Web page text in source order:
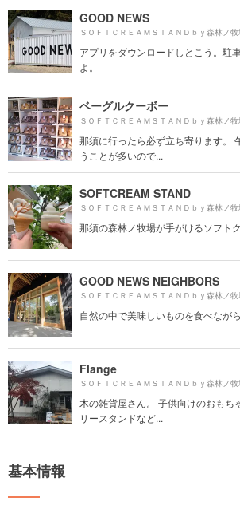
GOOD NEWS
ＳＯＦＴＣＲＥＡＭＳＴＡＮＤｂｙ森林ノ
アプリをダウンロードしとこう。駐
よ。
ベーグルクーボー
ＳＯＦＴＣＲＥＡＭＳＴＡＮＤｂｙ森林ノ
那須に行ったら必ず立ち寄ります。
うことが多いので...
SOFTCREAM STAND
ＳＯＦＴＣＲＥＡＭＳＴＡＮＤｂｙ森林ノ
那須の森林ノ牧場が手がけるソフト
GOOD NEWS NEIGHBORS
ＳＯＦＴＣＲＥＡＭＳＴＡＮＤｂｙ森林ノ
自然の中で美味しいものを食べなが
Flange
ＳＯＦＴＣＲＥＡＭＳＴＡＮＤｂｙ森林ノ
木の雑貨屋さん。 子供向けのおもち
リースタンドなど...
基本情報